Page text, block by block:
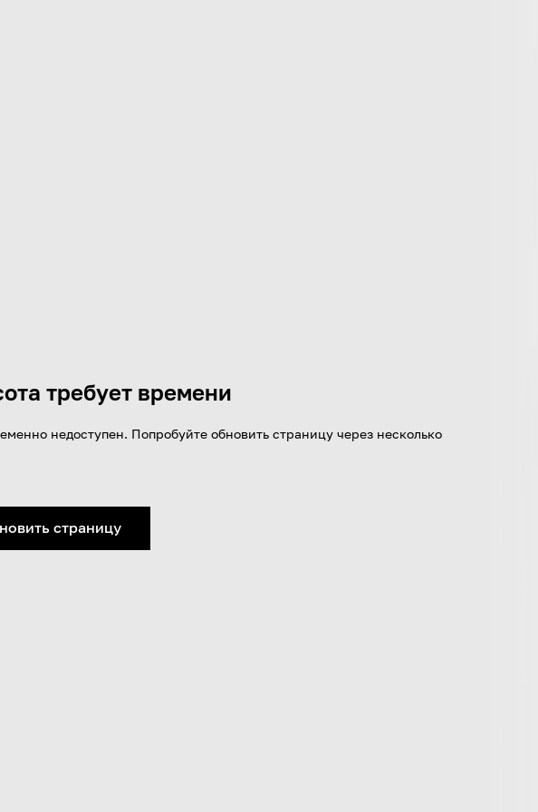
требует времени
недоступен. Попробуйте обновить страницу через несколько
страницу